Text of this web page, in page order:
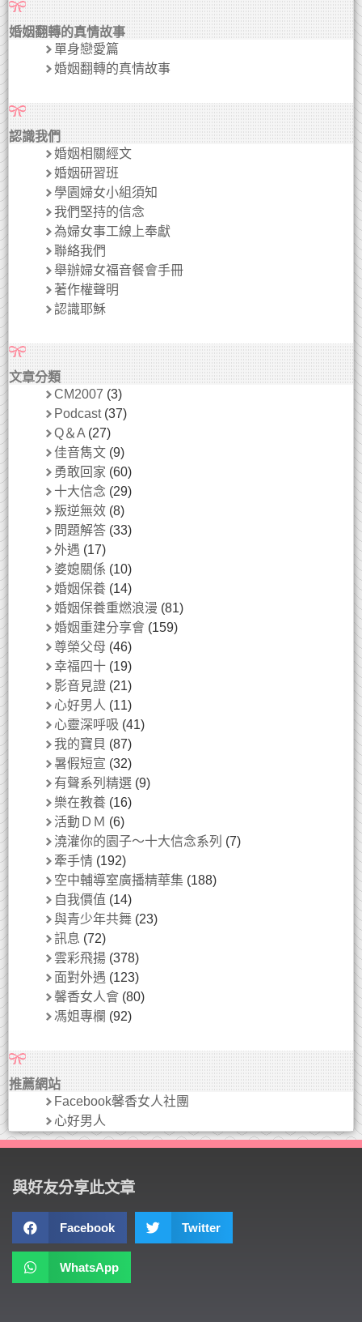
婚姻翻轉的真情故事
單身戀愛篇
婚姻翻轉的真情故事
認識我們
婚姻相關經文
婚姻研習班
學園婦女小組須知
我們堅持的信念
為婦女事工線上奉獻
聯絡我們
舉辦婦女福音餐會手冊
著作權聲明
認識耶穌
文章分類
CM2007 (3)
Podcast(37)
Q＆A (27)
佳音雋文 (9)
勇敢回家 (60)
十大信念 (29)
叛逆無效 (8)
問題解答 (33)
外遇 (17)
婆媳關係 (10)
婚姻保養 (14)
婚姻保養重燃浪漫 (81)
婚姻重建分享會 (159)
尊榮父母 (46)
幸福四十 (19)
影音見證 (21)
心好男人 (11)
心靈深呼吸 (41)
我的寶貝 (87)
暑假短宣 (32)
有聲系列精選 (9)
樂在教養 (16)
活動ＤＭ (6)
澆灌你的園子～十大信念系列 (7)
牽手情 (192)
空中輔導室廣播精華集 (188)
自我價值 (14)
與青少年共舞 (23)
訊息 (72)
雲彩飛揚 (378)
面對外遇 (123)
馨香女人會 (80)
馮姐專欄 (92)
推薦網站
Facebook馨香女人社團
心好男人
與好友分享此文章
Facebook Twitter
WhatsApp